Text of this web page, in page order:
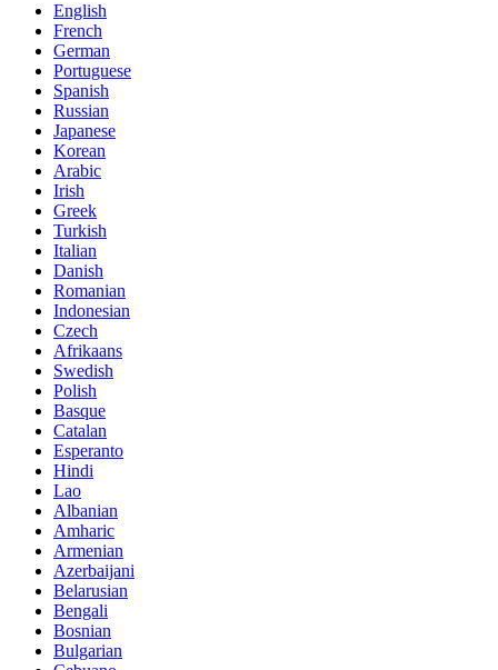
English
French
German
Portuguese
Spanish
Russian
Japanese
Korean
Arabic
Irish
Greek
Turkish
Italian
Danish
Romanian
Indonesian
Czech
Afrikaans
Swedish
Polish
Basque
Catalan
Esperanto
Hindi
Lao
Albanian
Amharic
Armenian
Azerbaijani
Belarusian
Bengali
Bosnian
Bulgarian